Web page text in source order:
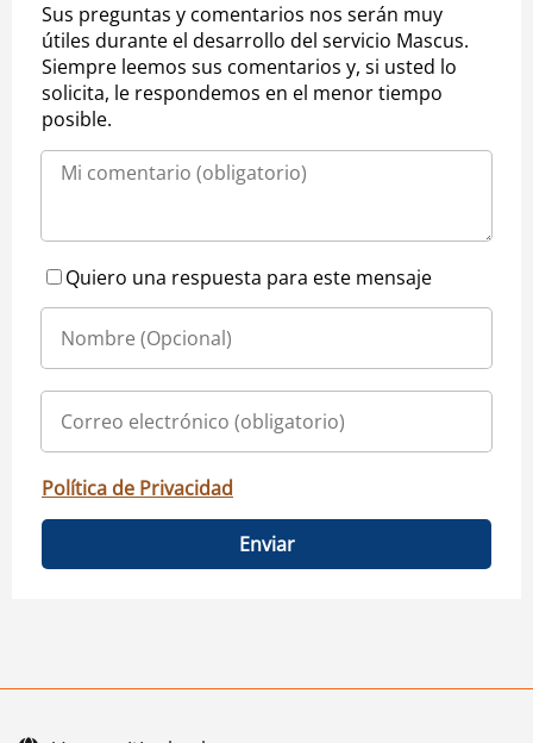
Sus preguntas y comentarios nos serán muy
útiles durante el desarrollo del servicio Mascus.
Siempre leemos sus comentarios y, si usted lo
solicita, le respondemos en el menor tiempo
posible.
Quiero una respuesta para este mensaje
Política de Privacidad
Enviar